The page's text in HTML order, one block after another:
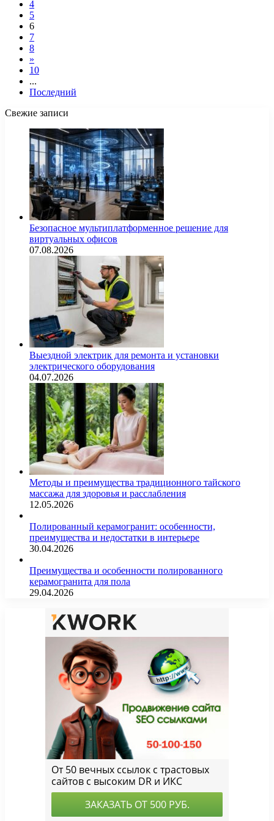
4
5
6
7
8
»
10
...
Последний
Свежие записи
Безопасное мультиплатформенное решение для
виртуальных офисов
07.08.2026
Выездной электрик для ремонта и установки
электрического оборудования
04.07.2026
Методы и преимущества традиционного тайского
массажа для здоровья и расслабления
12.05.2026
Полированный керамогранит: особенности,
преимущества и недостатки в интерьере
30.04.2026
Преимущества и особенности полированного
керамогранита для пола
29.04.2026